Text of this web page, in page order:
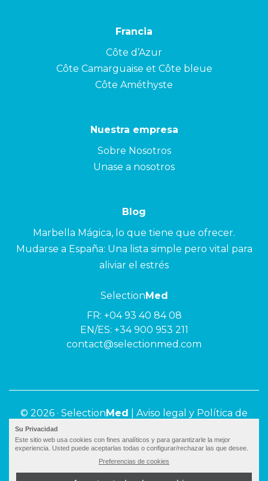
Francia
Côte d’Azur
Côte Camarguaise et Côte bleue
Côte Améthyste
Nuestra empresa
Sobre Nosotros
Unase a nosotros
Blog
Marbella Mágica, lo que tiene que ofrecer.
Mudarse a España: Una lista simple pero vital para
aliviar el estrés
SelectionMed
FR: +04 93 40 84 08
EN/ES: +34 900 953 211
contact@selectionmed.com
© 2026 · SelectionMed
Aviso legal y Política de
Su Privacidad
Este sitio web usa cookies con fines analíticos y para garantizarle la mejor
experiencia. Usted puede aceptarlas todas o configurar/rechazar las que desee.
Preferencias de cookies